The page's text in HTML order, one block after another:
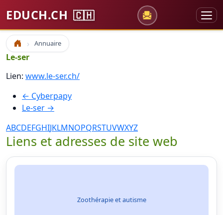
EDUCH.CH 🇨🇭
Accueil Annuaire
Le-ser
Lien: www.le-ser.ch/
← Cyberpapy
Le-ser →
ABCDEFGHIJKLMNOPQRSTUVWXYZ
Liens et adresses de site web
Zoothérapie et autisme